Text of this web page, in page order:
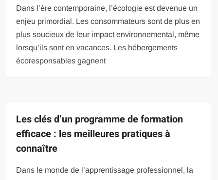
Dans l’ère contemporaine, l’écologie est devenue un
enjeu primordial. Les consommateurs sont de plus en
plus soucieux de leur impact environnemental, même
lorsqu’ils sont en vacances. Les hébergements
écoresponsables gagnent
Les clés d’un programme de formation
efficace : les meilleures pratiques à
connaître
Dans le monde de l’apprentissage professionnel, la